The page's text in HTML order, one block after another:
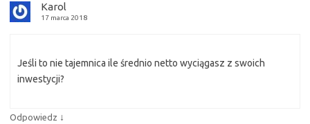
Karol
17 marca 2018
Jeśli to nie tajemnica ile średnio netto wyciągasz z swoich
inwestycji?
Odpowiedz ↓